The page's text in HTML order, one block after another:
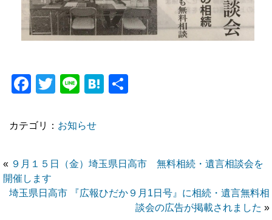
Facebook
Twitter
LineHatena
カテゴリ： お知らせ
« ９月１５日（金）埼玉県日高市 無料相続・遺言相談会を
開催します
埼玉県日高市 『広報ひだか９月1日号』に相続・遺言無料相
談会の広告が掲載されました »